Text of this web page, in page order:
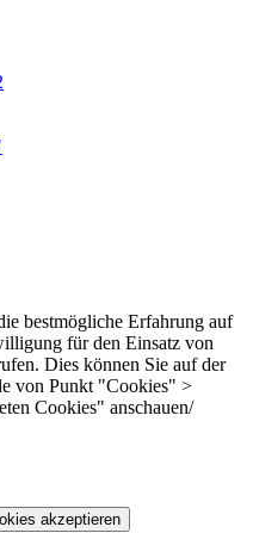
bestmögliche Erfahrung auf
für den Einsatz von
Dies können Sie auf der
von Punkt "Cookies" >
Cookies" anschauen/
akzeptieren